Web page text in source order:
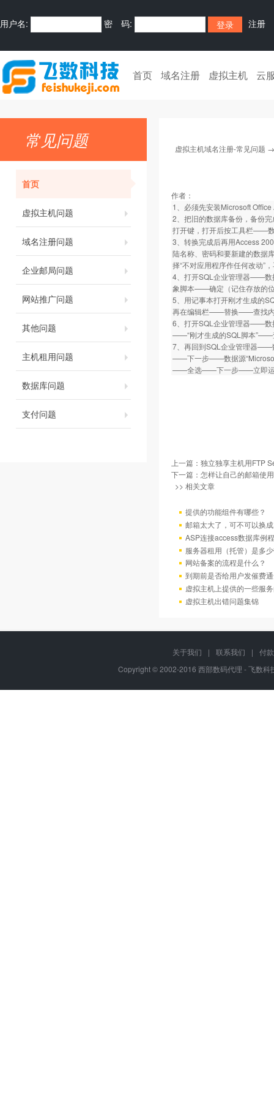
用户名: 密 码: 注册
首页 域名注册 虚拟主机 云
常见问题
首页
虚拟主机问题
域名注册问题
企业邮局问题
网站推广问题
其他问题
主机租用问题
数据库问题
支付问题
虚拟主机域名注册-常见问题
作者：
1、必须先安装Microsoft
2、把旧的数据库备份，备份
打开键，打开后按工具栏——
3、转换完成后再用Access
陆名称、密码和要新建的数据
择“不对应用程序作任何改动”
4、打开SQL企业管理器——
象脚本——确定（记住存放的
5、用记事本打开刚才生成的
再在编辑栏——替换——查找内
6、打开SQL企业管理器——
——“刚才生成的SQL脚本
7、再回到SQL企业管理器
——下一步——数据源
——全选——下一步——立即
上一篇： 独立独享主机用FTP
下一篇： 怎样让自己的邮箱使
>> 相关文章
提供的功能组件有哪些？
邮箱太大了，可不可以换
ASP连接access数据库例程
服务器租用（托管）是多
网站备案的流程是什么？
到期前是否给用户发催费
虚拟主机上提供的一些服
虚拟主机出错问题集锦
关于我们 | 联系我们 |
付
Copyright © 2002-2016 西部数码代理 - 飞数